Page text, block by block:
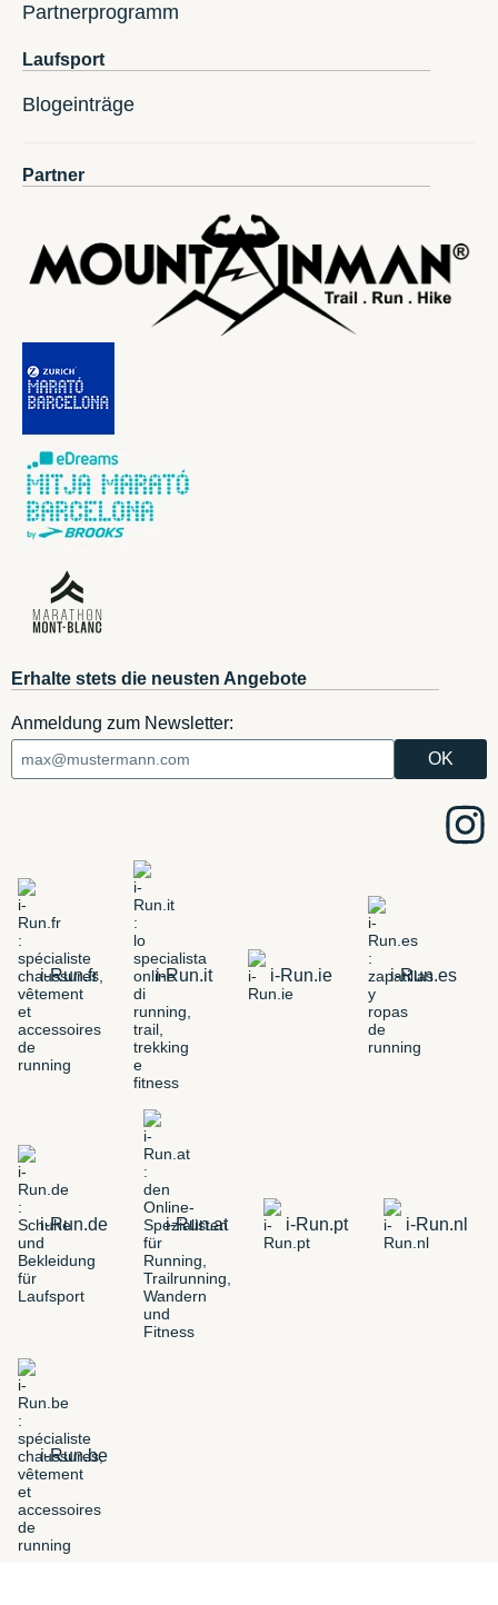
Partnerprogramm
Laufsport
Blogeinträge
Partner
Erhalte stets die neusten Angebote
Anmeldung zum Newsletter:
i-Run.fr i-Run.it i-Run.ie i-Run.es
i-Run.de i-Run.at i-Run.pt i-Run.nl
i-Run.be